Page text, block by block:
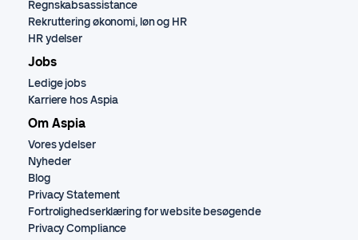
Regnskabsassistance
Rekruttering økonomi, løn og HR
HR ydelser
Jobs
Ledige jobs
Karriere hos Aspia
Om Aspia
Vores ydelser
Nyheder
Blog
Privacy Statement
Fortrolighedserklæring for website besøgende
Privacy Compliance